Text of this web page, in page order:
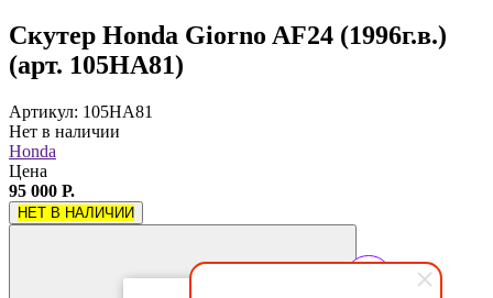
Скутер Honda Giorno AF24 (1996г.в.)
(арт. 105HA81)
Артикул: 105HA81
Нет в наличии
Honda
Цена
95 000 Р.
НЕТ В НАЛИЧИИ